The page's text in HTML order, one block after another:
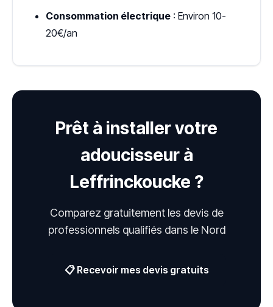
Consommation électrique : Environ 10-
20€/an
Prêt à installer votre
adoucisseur à
Leffrinckoucke ?
Comparez gratuitement les devis de
professionnels qualifiés dans le Nord
📋 Recevoir mes devis gratuits